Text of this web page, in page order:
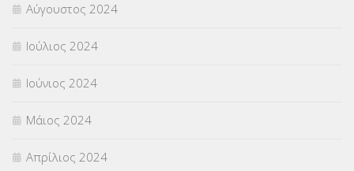
Αύγουστος 2024
Ιούλιος 2024
Ιούνιος 2024
Μάιος 2024
Απρίλιος 2024